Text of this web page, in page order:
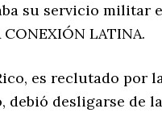
su servicio militar
LATINA.
es reclutado por
debió desligarse de